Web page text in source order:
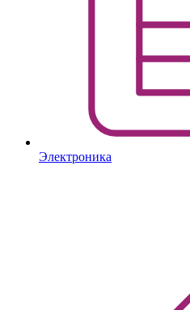
Электроника